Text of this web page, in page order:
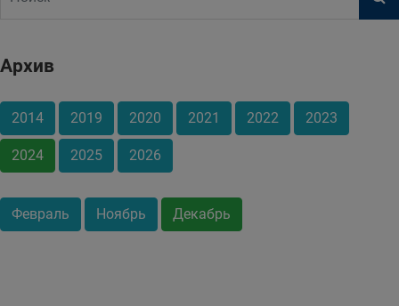
Архив
2014 2019 2020 2021 2022 2023
2024 2025 2026
Февраль Ноябрь Декабрь